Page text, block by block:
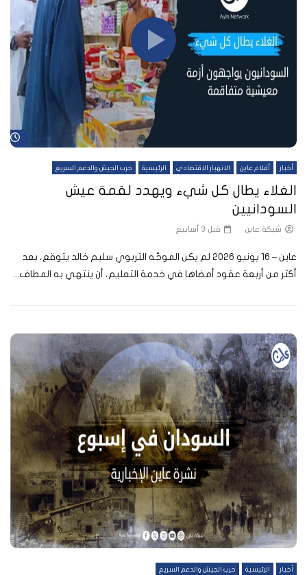
أخبار أفلام عاين الانهيار الاقتصادي الرئيسية حرب الجيش والدعم السريع
الغلاء يطال كل شيء ويهدد لقمة عيش
السودانيين
شبكة عاين قبل 3 أسابيع
عاين – 16 يونيو 2026 لم يكن الموجّه التربوي سليم خالد يتوقع، بعد
أكثر من أربعة عقود أمضاها في خدمة التعليم، أن ينتهي به المطاف...
أخبار الرئيسية حرب الجيش والدعم السريع